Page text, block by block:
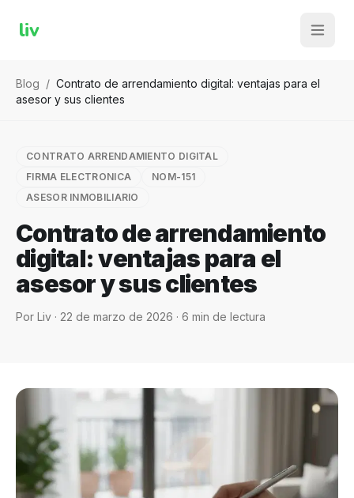
liv
Blog / Contrato de arrendamiento digital: ventajas para el
asesor y sus clientes
CONTRATO ARRENDAMIENTO DIGITAL
FIRMA ELECTRONICA
NOM-151
ASESOR INMOBILIARIO
Contrato de arrendamiento
digital: ventajas para el
asesor y sus clientes
Por Liv · 22 de marzo de 2026 · 6 min de lectura